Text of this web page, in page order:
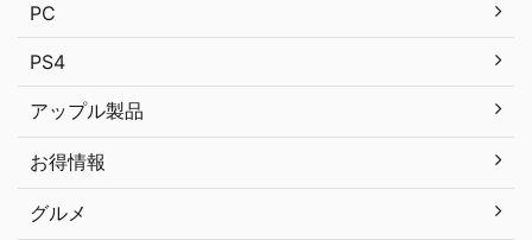
PC
PS4
アップル製品
お得情報
グルメ